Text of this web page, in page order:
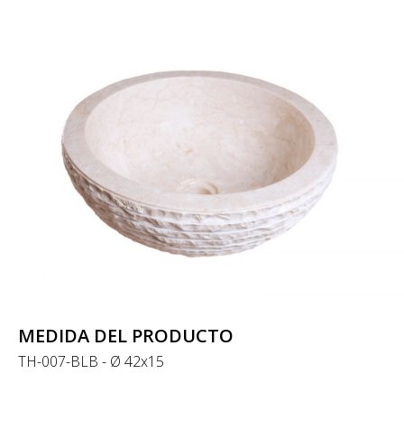
MEDIDA DEL PRODUCTO
TH-007-BLB - Ø 42x15